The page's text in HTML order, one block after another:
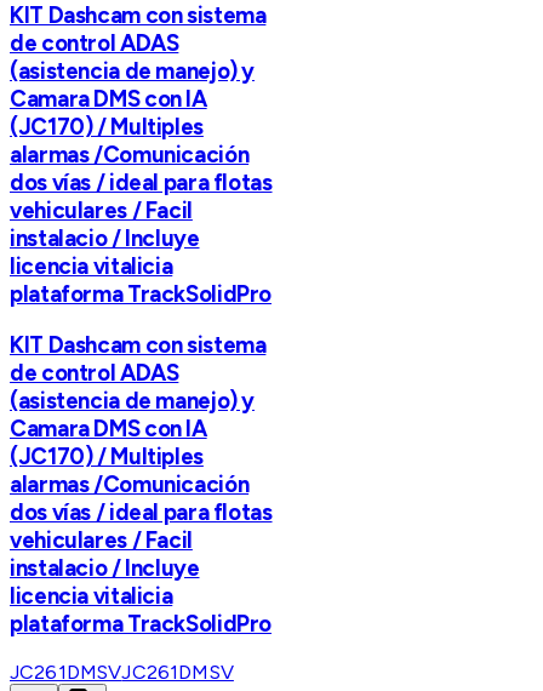
KIT Dashcam con sistema
de control ADAS
(asistencia de manejo) y
Camara DMS con IA
(JC170) / Multiples
alarmas /Comunicación
dos vías / ideal para flotas
vehiculares / Facil
instalacio / Incluye
licencia vitalicia
plataforma TrackSolidPro
KIT Dashcam con sistema
de control ADAS
(asistencia de manejo) y
Camara DMS con IA
(JC170) / Multiples
alarmas /Comunicación
dos vías / ideal para flotas
vehiculares / Facil
instalacio / Incluye
licencia vitalicia
plataforma TrackSolidPro
JC261DMSVJC261DMSV